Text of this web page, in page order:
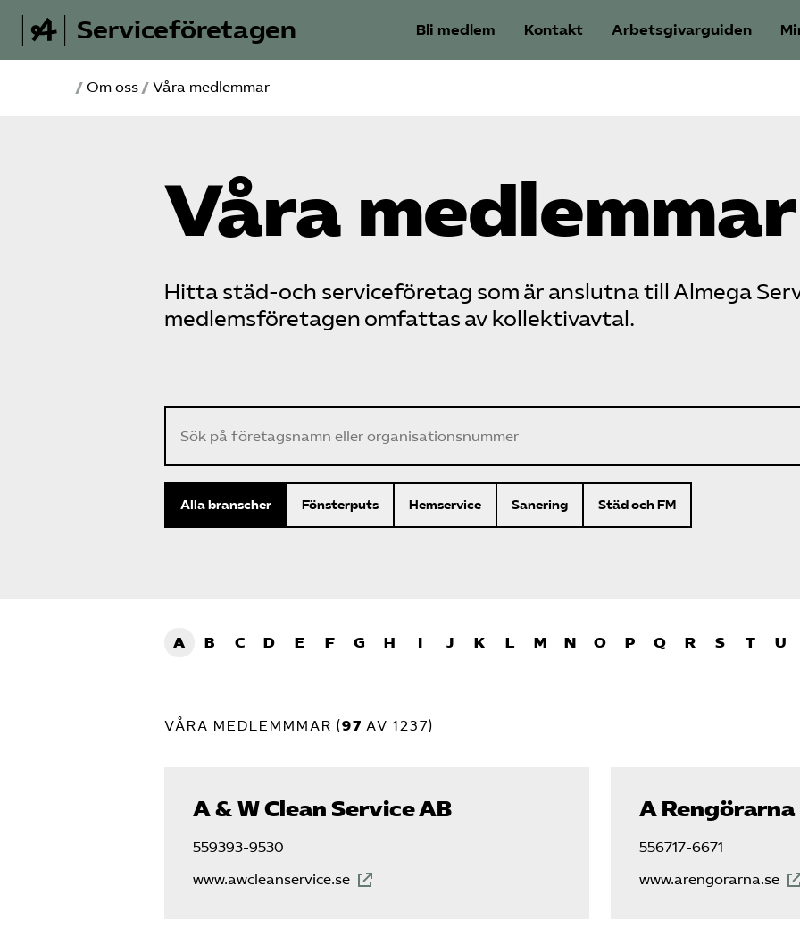
Serviceföretagen Bli medlem Kontakt Arbetsgivarguiden
/ Om oss / Våra medlemmar
Våra medlemmar
Hitta städ-och serviceföretag som är anslutna till Almega
medlemsföretagen omfattas av kollektivavtal.
Alla branscher Fönsterputs Hemservice Sanering Städ och FM
A B C D E F G H I J K L M N O P Q R S T U
VÅRA MEDLEMMMAR (97 AV 1237)
A & W Clean Service AB
559393-9530
www.awcleanservice.se
A Rengörarna
556717-6671
www.arengorarna.se